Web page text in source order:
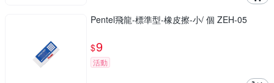
Pentel飛龍-標準型-橡皮擦-小/ 個 ZEH-05
$9
活動